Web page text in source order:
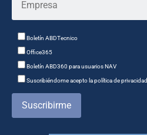
Boletín ABDTecnico
Office365
Boletín ABD360 para usuarios NAV
Suscribiéndome acepto la política de privacidad
Suscribirme